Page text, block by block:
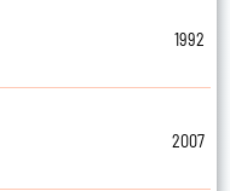
1992
2007